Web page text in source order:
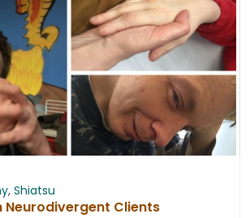
, Shiatsu
Neurodivergent Clients